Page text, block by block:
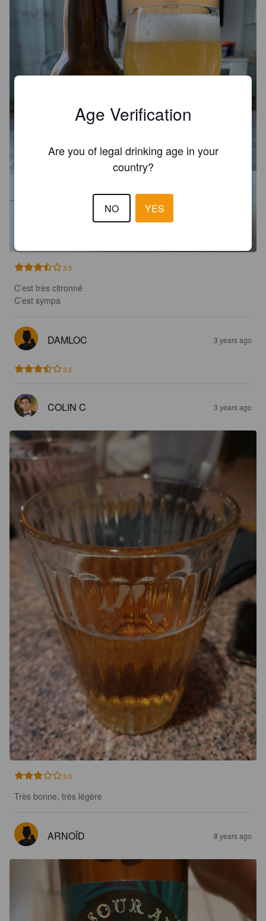
3.5
C’est très citronné
C’est sympa
DAMLOC 3 years ago
3.5
COLIN C 3 years ago
3.0
Très bonne, très légère
ARNOÏD 8 years ago
Age Verification
Are you of legal drinking age in your
country?
NO YES